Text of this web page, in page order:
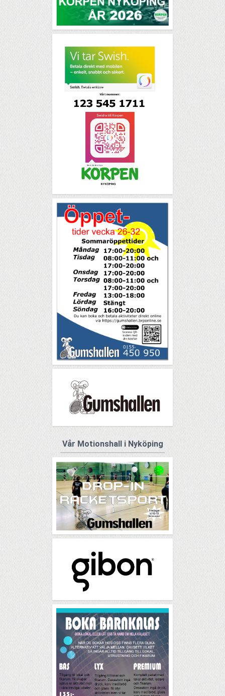
Vår Motionshall i Nyköping